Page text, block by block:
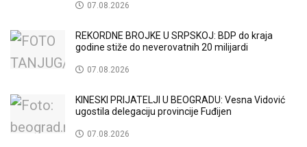
07.08.2026
REKORDNE BROJKE U SRPSKOJ: BDP do kraja
godine stiže do neverovatnih 20 milijardi
07.08.2026
KINESKI PRIJATELJI U BEOGRADU: Vesna Vidović
ugostila delegaciju provincije Fuđijen
07.08.2026